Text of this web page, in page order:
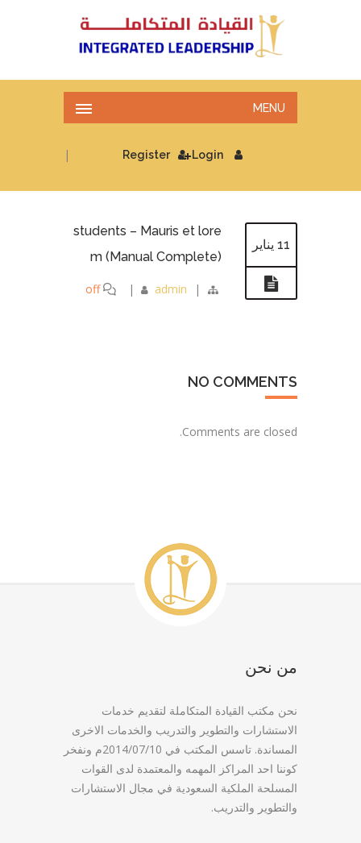
MENU
Login
| Register
11 يناير
students – Mauris et lore
m (Manual Complete)
admin |
|
off
NO COMMENTS
Comments are closed.
من نحن
نحن مكتب القيادة المتكاملة لتقديم خدمات
الاستشارات والتطوير والتدريب والخدمات الاخرى
المساندة. تاسس المكتب في 2014/07/10م ونفخر
كوننا احد المراكز المهمه والمعتمدة لدى القوات
المسلحة الملكية السعودية في مجال الاستشارات
والتطوير والتدريب.